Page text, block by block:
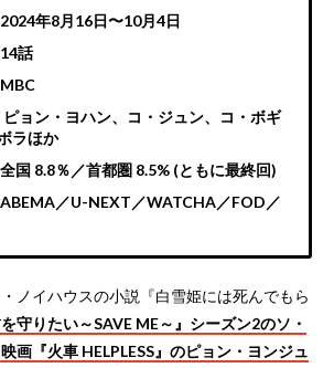
年8月16日〜10月4日
話
ョン・ヨハン、コ・ジュン、コ・ボギ
ラほか
国 8.8％／首都圏 8.5% (ともに最終回)
／U-NEXT／WATCHA／FOD／
ノイハウスの小説『白雪姫には死んでもら
守りたい～SAVE ME～』シーズン2のソ・
画『火車 HELPLESS』のピョン・ヨンジュ